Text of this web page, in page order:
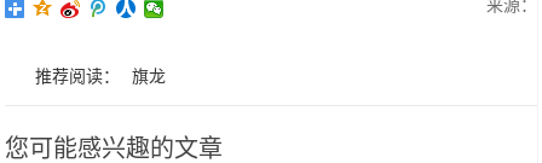
来源：
推荐阅读： 旗龙
您可能感兴趣的文章